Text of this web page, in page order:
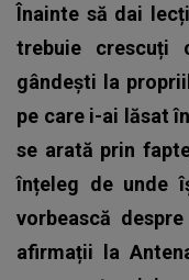
Înainte să dai
trebuie
gândești la
pe care i-ai lăsat
se arată prin
înțeleg de unde
vorbească
afirmații la